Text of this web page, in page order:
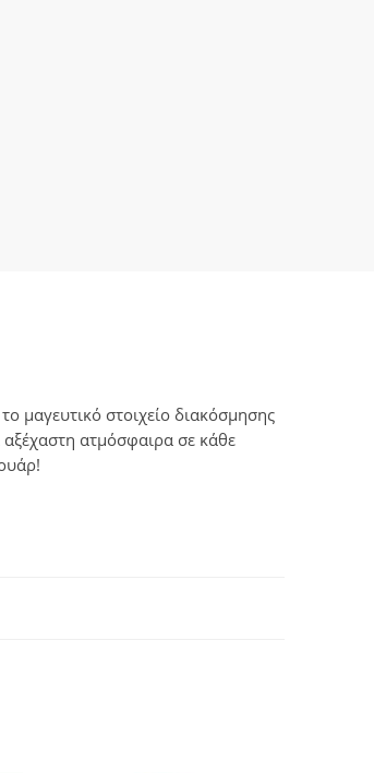
μαγευτικό στοιχείο διακόσμησης
αξέχαστη ατμόσφαιρα σε κάθε